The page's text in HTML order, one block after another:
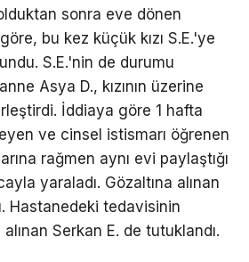
sonra eve dönen
bu kez küçük kızı S.E.'ye
S.E.'nin de durumu
Asya D., kızının üzerine
İddiaya göre 1 hafta
ve cinsel istismarı öğrenen
rağmen aynı evi paylaştığı
yaraladı. Gözaltına alınan
Hastanedeki tedavisinin
Serkan E. de tutuklandı.